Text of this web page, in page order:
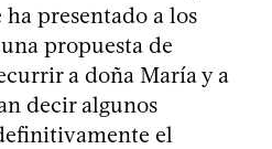
ha presentado a los
propuesta de
a doña María y a
decir algunos
el